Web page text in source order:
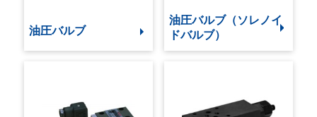
油圧バルブ
油圧バルブ（ソレノイ
ドバルブ）